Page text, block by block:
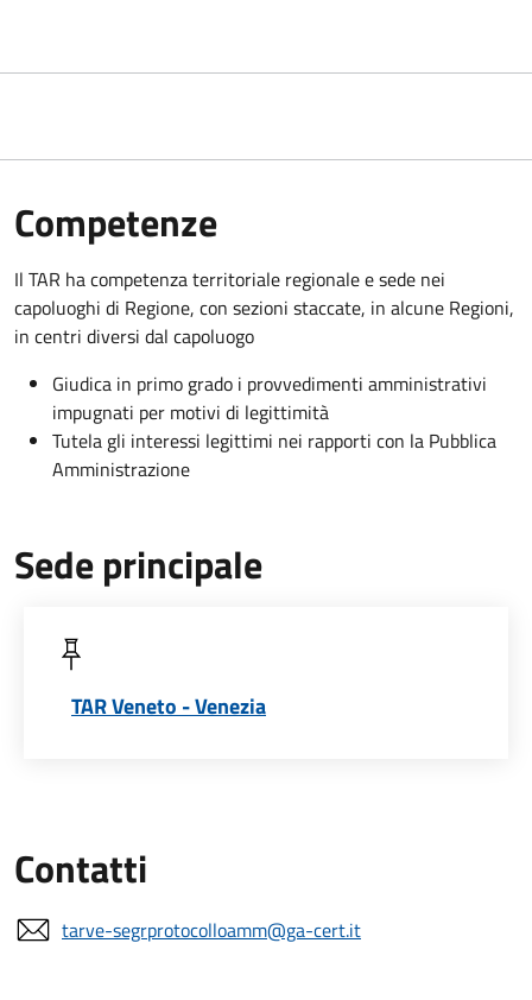
Competenze
Il TAR ha competenza territoriale regionale e sede nei
capoluoghi di Regione, con sezioni staccate, in alcune Regioni,
in centri diversi dal capoluogo
Giudica in primo grado i provvedimenti amministrativi
impugnati per motivi di legittimità
Tutela gli interessi legittimi nei rapporti con la Pubblica
Amministrazione
Sede principale
TAR Veneto - Venezia
Contatti
tarve-segrprotocolloamm@ga-cert.it